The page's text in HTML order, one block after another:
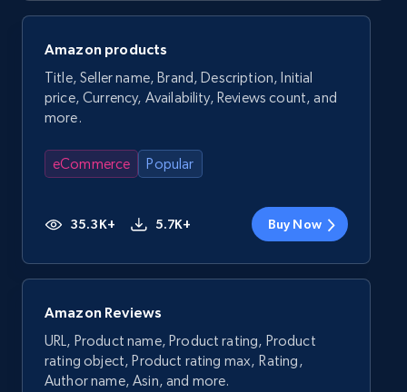
Amazon products
Title, Seller name, Brand, Description, Initial
price, Currency, Availability, Reviews count, and
more.
eCommerce Popular
35.3K+ 5.7K+ Buy Now
Amazon Reviews
URL, Product name, Product rating, Product
rating object, Product rating max, Rating,
Author name, Asin, and more.